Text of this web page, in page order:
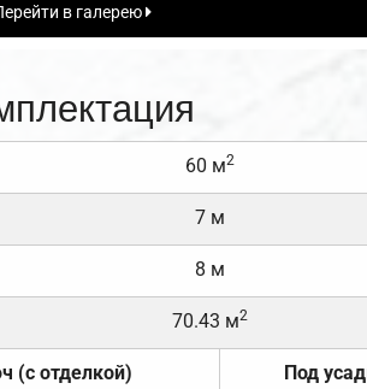
в галерею
60 м2
7 м
8 м
70.43 м2
(с отделкой) Под